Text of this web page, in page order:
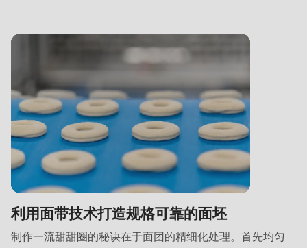
Drupal\rondo_contact\ContactService-
>Drupal\rondo_contact\
{closure}
()
(line
597
modules/custom/rondo_contact/src/ContactService.php
利用面带技术打造规格可靠的面坯
制作一流甜甜圈的秘诀在于面团的精细化处理。首先均匀